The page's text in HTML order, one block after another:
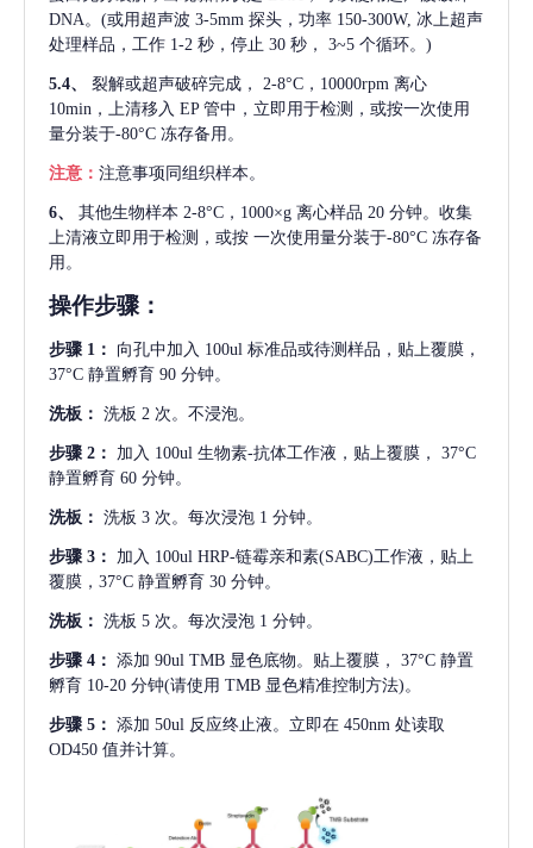
DNA。(或用超声波 3-5mm 探头，功率 150-300W, 冰上超声
处理样品，工作 1-2 秒，停止 30 秒， 3~5 个循环。)
5.4、 裂解或超声破碎完成，
2-8°C，10000rpm 离心
10min，上清移入 EP 管中，立即用于检测，或按一次使用
量分装于-80°C 冻存备用。
注意： 注意事项同组织样本。
6、 其他生物样本 2-8°C，1000×g 离心样品 20 分钟。收集
上清液立即用于检测，或按 一次使用量分装于-80°C 冻存备
用。
操作步骤：
步骤 1： 向孔中加入 100ul 标准品或待测样品，贴上覆膜，
37°C 静置孵育 90 分钟。
洗板： 洗板 2 次。不浸泡。
步骤 2： 加入 100ul 生物素-抗体工作液，贴上覆膜， 37°C
静置孵育 60 分钟。
洗板： 洗板 3 次。每次浸泡 1 分钟。
步骤 3： 加入 100ul HRP-链霉亲和素(SABC)工作液，贴上
覆膜，37°C 静置孵育 30 分钟。
洗板： 洗板 5 次。每次浸泡 1 分钟。
步骤 4： 添加 90ul TMB 显色底物。贴上覆膜， 37°C 静置
孵育 10-20 分钟(请使用 TMB 显色精准控制方法)。
步骤 5： 添加 50ul 反应终止液。立即在 450nm 处读取
OD450 值并计算。